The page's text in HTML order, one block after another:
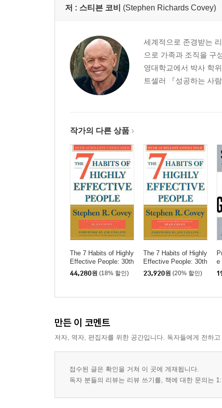
저 : 스티븐 코비 (Stephen Richards Covey)
세계적으로 존경받는
으로 가족과 조직을 구
영대학교에서 박사 학
트셀러 『성공하는 사
작가의 다른 상품
The 7 Habits of Highly
Effective People: 30th
Anniversary Edition
44,280원 (18% 할인)
The 7 Habits of Highly
Effective People: 30th
Anniversary Edition
23,920원 (20% 할인)
e
s
만든 이 코멘트
저자, 역자, 편집자를 위한 공간입니다. 독자들에게 전하
접수된 글은 확인을 거쳐 이 곳에 게재됩니다.
독자 분들의 리뷰는 리뷰 쓰기를, 책에 대한 문의는